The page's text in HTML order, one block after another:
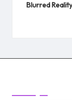
Blurred